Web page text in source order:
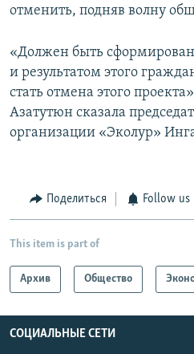
отменить, подняв волну
«Должен быть
и результатом этого
стать отмена этого
Азатутюн сказала
организации «Эколур»
Поделиться Follow us
This item is part of
Архив Общество
СОЦИАЛЬНЫЕ СЕТИ